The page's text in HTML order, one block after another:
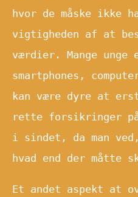
hvor de måske ikke
vigtigheden af at
værdier. Mange unge
smartphones,
kan være dyre at
rette forsikringer
i sindet, da man
hvad end der måtte
Et andet aspekt at